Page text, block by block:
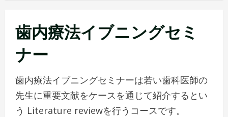
歯内療法イブニングセミ
ナー
歯内療法イブニングセミナーは若い歯科医師の
先生に重要文献をケースを通じて紹介するとい
う Literature reviewを行うコースです。